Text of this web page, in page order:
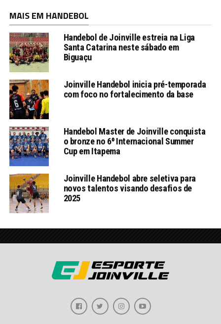
MAIS EM HANDEBOL
Handebol de Joinville estreia na Liga
Santa Catarina neste sábado em
Biguaçu
Joinville Handebol inicia pré-temporada
com foco no fortalecimento da base
Handebol Master de Joinville conquista
o bronze no 6⁰ Internacional Summer
Cup em Itapema
Joinville Handebol abre seletiva para
novos talentos visando desafios de
2025